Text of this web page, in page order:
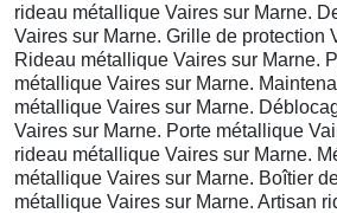
rideau métallique Vaires sur Marne.
Vaires sur Marne. Grille de protection
Rideau métallique Vaires sur Marne.
métallique Vaires sur Marne.
métallique Vaires sur Marne.
Vaires sur Marne. Porte métallique
rideau métallique Vaires sur Marne.
métallique Vaires sur Marne. Boîtier
métallique Vaires sur Marne. Artisan